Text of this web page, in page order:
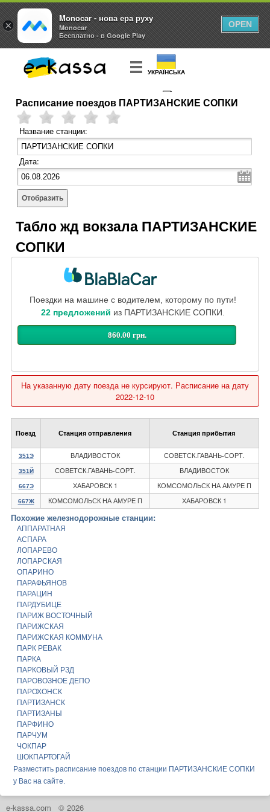
УКРАЇНСЬКА
КУПИТЬ БИЛЕТ
Расписание поездов ПАРТИЗАНСКИЕ СОПКИ
Название станции:
Дата:
Отобразить
Табло жд вокзала ПАРТИЗАНСКИЕ
СОПКИ
Поездки на машине с водителем, которому по пути!
22 предложений из ПАРТИЗАНСКИЕ СОПКИ.
860.00 грн.
На указанную дату поезда не курсируют. Расписание на дату
2022-12-10
Поезд Станция отправления Станция прибытия
351Э ВЛАДИВОСТОК СОВЕТСК.ГАВАНЬ-СОРТ.
351Й СОВЕТСК.ГАВАНЬ-СОРТ. ВЛАДИВОСТОК
667Э ХАБАРОВСК 1 КОМСОМОЛЬСК НА АМУРЕ П
667Ж КОМСОМОЛЬСК НА АМУРЕ П ХАБАРОВСК 1
Похожие железнодорожные станции:
АППАРАТНАЯ
АСПАРА
ЛОПАРЕВО
ЛОПАРСКАЯ
ОПАРИНО
ПАРАФЬЯНОВ
ПАРАЦИН
ПАРДУБИЦЕ
ПАРИЖ ВОСТОЧНЫЙ
ПАРИЖСКАЯ
ПАРИЖСКАЯ КОММУНА
ПАРК РЕВАК
ПАРКА
ПАРКОВЫЙ РЗД
ПАРОВОЗНОЕ ДЕПО
ПАРОХОНСК
ПАРТИЗАНСК
ПАРТИЗАНЫ
ПАРФИНО
ПАРЧУМ
ЧОКПАР
ШОКПАРТОГАЙ
Разместить расписание поездов по станции ПАРТИЗАНСКИЕ СОПКИ
у Вас на сайте.
e-kassa.com © 2026
×
Monocar - нова ера руху
Monocar
Бесплатно - в Google Play
OPEN